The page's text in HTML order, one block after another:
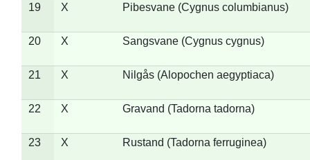
19 X Pibesvane (Cygnus columbianus)
20 X Sangsvane (Cygnus cygnus)
21 X Nilgås (Alopochen aegyptiaca)
22 X Gravand (Tadorna tadorna)
23 X Rustand (Tadorna ferruginea)